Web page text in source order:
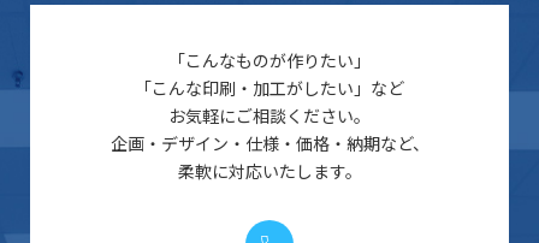
「こんなものが作りたい」
「こんな印刷・加工がしたい」など
お気軽にご相談ください。
企画・デザイン・仕様・価格・納期など、
柔軟に対応いたします。